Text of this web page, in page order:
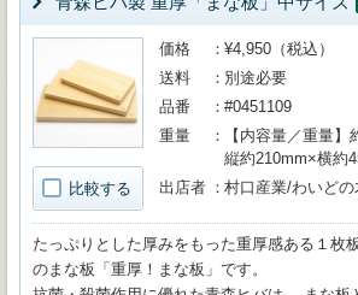
比較する
価格
¥4,950（税込）
送料
別途必要
品番
#0451109
重量
【内容量／重量】
縦約210mm×横約
出店者
村口産業/わいどの
たっぷりとした厚みをもった重厚感ある１枚
のまな板「重厚！まな板」です。